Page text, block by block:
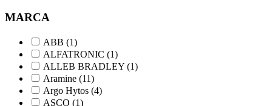
MARCA
ABB (1)
ALFATRONIC (1)
ALLEB BRADLEY (1)
Aramine (11)
Argo Hytos (4)
ASCO (1)